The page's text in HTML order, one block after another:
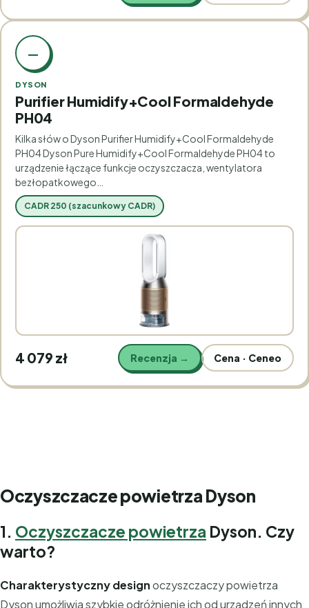
—
DYSON
Purifier Humidify+Cool Formaldehyde
PH04
Kilka słów o Dyson Purifier Humidify+Cool Formaldehyde
PH04 Dyson Pure Humidify+Cool Formaldehyde PH04 to
urządzenie łączące funkcje oczyszczacza, wentylatora
bezłopatkowego…
CADR 250 (szacunkowy CADR)
4 079 zł Recenzja → Cena · Ceneo
Oczyszczacze powietrza Dyson
1. Oczyszczacze powietrza Dyson. Czy
warto?
Charakterystyczny designoczyszczaczy powietrza
Dyson umożliwia szybkie odróżnienie ich od urządzeń innych